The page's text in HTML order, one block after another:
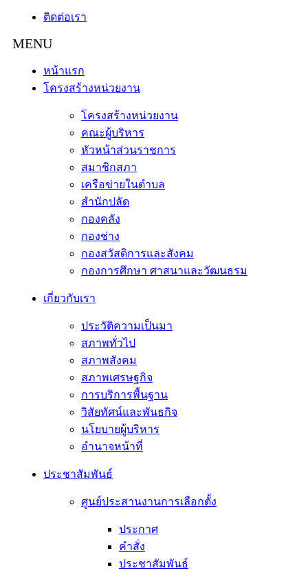
ติดต่อเรา
หน้าแรก
โครงสร้างหน่วยงาน
โครงสร้างหน่วยงาน
คณะผู้บริหาร
หัวหน้าส่วนราชการ
สมาชิกสภา
เครือข่ายในตำบล
สำนักปลัด
กองคลัง
กองช่าง
กองสวัสดิการและสังคม
กองการศึกษา ศาสนาและวัฒนธรม
เกี่ยวกับเรา
ประวัติความเป็นมา
สภาพทั่วไป
สภาพสังคม
สภาพเศรษฐกิจ
การบริการพื้นฐาน
วิสัยทัศน์และพันธกิจ
นโยบายผู้บริหาร
อํานาจหน้าที่
ประชาสัมพันธ์
ศูนย์ประสานงานการเลือกตั้ง
ประกาศ
คำสั่ง
ประชาสัมพันธ์